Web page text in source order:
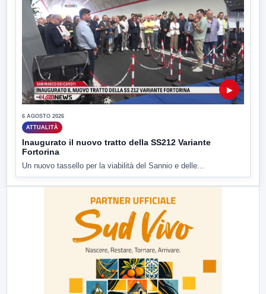
▶
6 AGOSTO 2026
ATTUALITÀ
Inaugurato il nuovo tratto della SS212 Variante
Fortorina
Un nuovo tassello per la viabilità del Sannio e delle...